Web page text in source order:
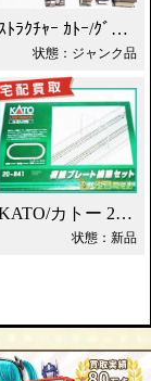
ｽﾄﾗｸﾁｬｰ ｶﾄｰ/ｸﾞﾘｰﾝﾏｯｸｽ 鉄道模型買取！
状態：ジャンク品
KATO/カトー 20-841 複線プレート線路セット買取！
状態：新品